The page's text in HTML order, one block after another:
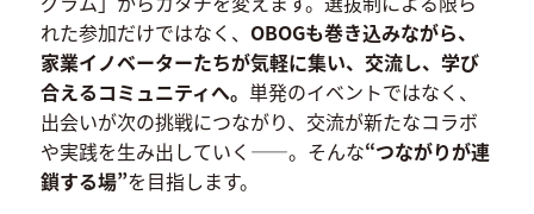
れた参加だけではなく、 OBOGも巻き込みながら、
家業イノベーターたちが気軽に集い、交流し、学び
合えるコミュニティへ。 単発のイベントではなく、
出会いが次の挑戦につながり、交流が新たなコラボ
や実践を生み出していく——。そんな“つながりが連
鎖する場”を目指します。